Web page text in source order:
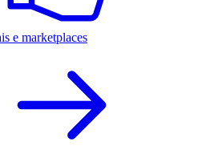
e marketplaces